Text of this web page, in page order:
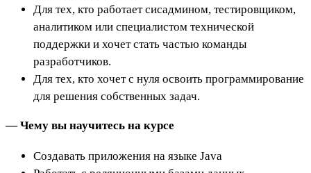
Для тех, кто работает сисадмином, тестировщиком,
аналитиком или специалистом технической
поддержки и хочет стать частью команды
разработчиков.
Для тех, кто хочет с нуля освоить программирование
для решения собственных задач.
— Чему вы научитесь на курсе
Создавать приложения на языке Java